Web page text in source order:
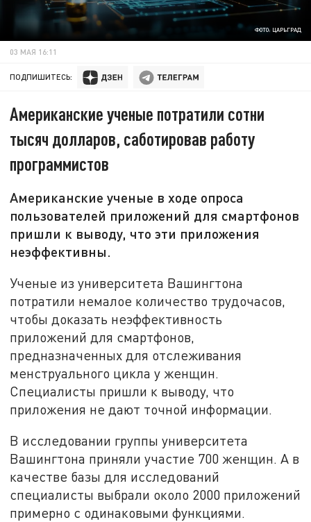
ФОТО: ЦАРЬГРАД
03 МАЯ 16:11
ПОДПИШИТЕСЬ:
Американские ученые потратили сотни
тысяч долларов, саботировав работу
программистов
Американские ученые в ходе опроса
пользователей приложений для смартфонов
пришли к выводу, что эти приложения
неэффективны.
Ученые из университета Вашингтона
потратили немалое количество трудочасов,
чтобы доказать неэффективность
приложений для смартфонов,
предназначенных для отслеживания
менструального цикла у женщин.
Специалисты пришли к выводу, что
приложения не дают точной информации.
В исследовании группы университета
Вашингтона приняли участие 700 женщин. А в
качестве базы для исследований
специалисты выбрали около 2000 приложений
примерно с одинаковыми функциями.